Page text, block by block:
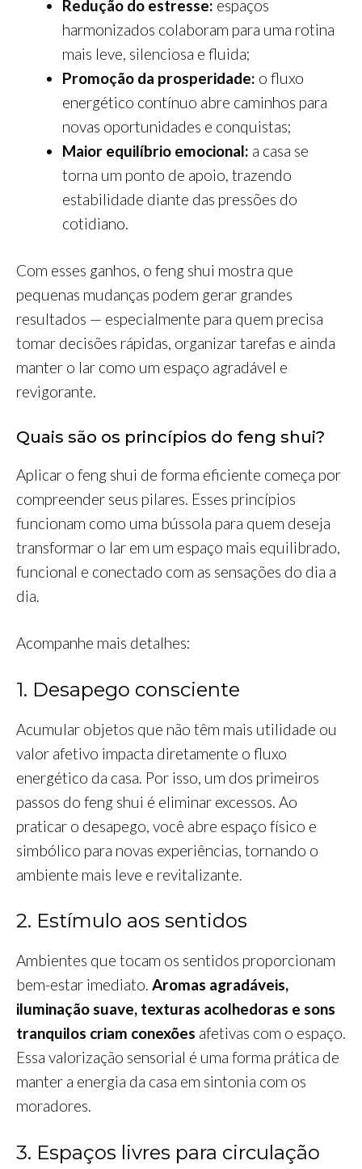
Redução do estresse: espaços
harmonizados colaboram para uma rotina
mais leve, silenciosa e fluida;
Promoção da prosperidade: o fluxo
energético contínuo abre caminhos para
novas oportunidades e conquistas;
Maior equilíbrio emocional: a casa se
torna um ponto de apoio, trazendo
estabilidade diante das pressões do
cotidiano.
Com esses ganhos, o feng shui mostra que
pequenas mudanças podem gerar grandes
resultados — especialmente para quem precisa
tomar decisões rápidas, organizar tarefas e ainda
manter o lar como um espaço agradável e
revigorante.
Quais são os princípios do feng shui?
Aplicar o feng shui de forma eficiente começa por
compreender seus pilares. Esses princípios
funcionam como uma bússola para quem deseja
transformar o lar em um espaço mais equilibrado,
funcional e conectado com as sensações do dia a
dia.
Acompanhe mais detalhes:
1. Desapego consciente
Acumular objetos que não têm mais utilidade ou
valor afetivo impacta diretamente o fluxo
energético da casa. Por isso, um dos primeiros
passos do feng shui é eliminar excessos. Ao
praticar o desapego, você abre espaço físico e
simbólico para novas experiências, tornando o
ambiente mais leve e revitalizante.
2. Estímulo aos sentidos
Ambientes que tocam os sentidos proporcionam
bem-estar imediato. Aromas agradáveis,
iluminação suave, texturas acolhedoras e sons
tranquilos criam conexões afetivas com o espaço.
Essa valorização sensorial é uma forma prática de
manter a energia da casa em sintonia com os
moradores.
3. Espaços livres para circulação